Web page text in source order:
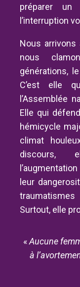
préparer
l’interruption
Nous
nous
générations,
C’est elle
l’Assemblée
Elle qui
hémicycle
climat
discours,
leur
Surtout, elle
«Aucune
à